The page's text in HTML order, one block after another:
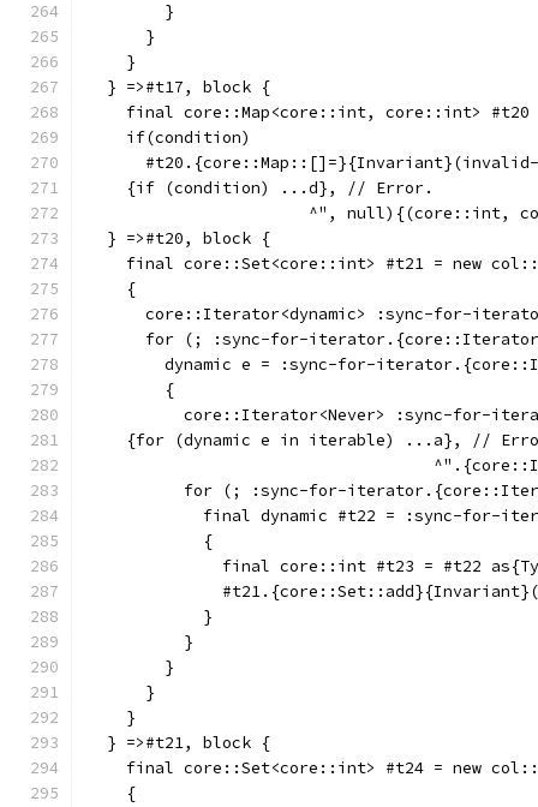
        }
      }
    }
  } =>#t17, block {
final core::Map<core::int, core::int>
    if(condition)
    {if (condition) ...d}, // Error.
^", null){(core::int,
  } =>#t20, block {
final core::Set<core::int> #t21 = new
    {
core::Iterator<dynamic> :sync-for-
for (; :sync-for-
dynamic e = :sync-for-
        {
core::Iterator<Never> :sync-for-
{for (dynamic e in iterable) ...a}, //
for (; :sync-for-
final dynamic #t22 = :sync-for-
            {
final core::int #t23 = #t22
            }
          }
        }
      }
    }
  } =>#t21, block {
final core::Set<core::int> #t24 = new
    {